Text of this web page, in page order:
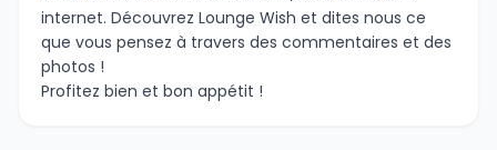
internet. Découvrez Lounge Wish et dites nous ce
que vous pensez à travers des commentaires et des
photos !
Profitez bien et bon appétit !